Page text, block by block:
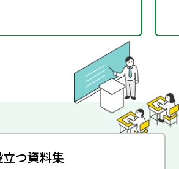
つ資料集